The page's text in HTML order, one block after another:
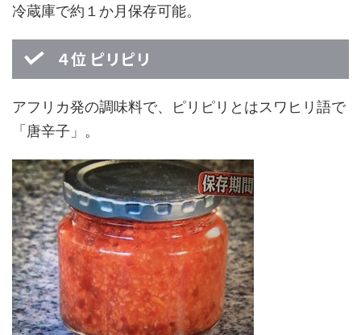
冷蔵庫で約１か月保存可能。
４位 ピリピリ
アフリカ発の調味料で、ピリピリとはスワヒリ語で
「唐辛子」。